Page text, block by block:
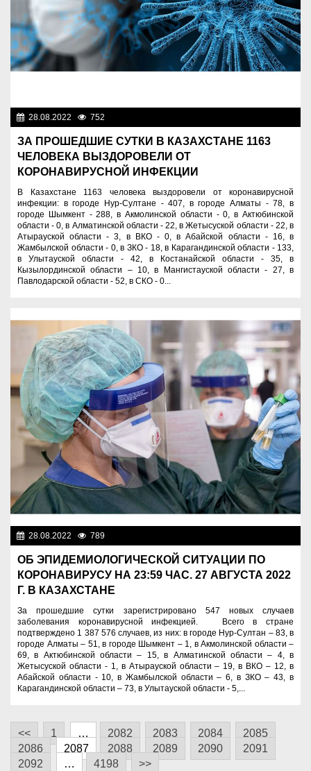
28.08.2022 752
ЗА ПРОШЕДШИЕ СУТКИ В КАЗАХСТАНЕ 1163
ЧЕЛОВЕКА ВЫЗДОРОВЕЛИ ОТ
КОРОНАВИРУСНОЙ ИНФЕКЦИИ
В Казахстане 1163 человека выздоровели от коронавирусной
инфекции: в городе Нур-Султане - 407, в городе Алматы - 78, в
городе Шымкент - 288, в Акмолинской области - 0, в Актюбинской
области - 0, в Алматинской области - 22, в Жетысуской области - 22, в
Атырауской области - 3, в ВКО - 0, в Абайской области - 16, в
Жамбылской области - 0, в ЗКО - 18, в Карагандинской области - 133,
в Улытауской области - 42, в Костанайской области - 35, в
Кызылординской области – 10, в Мангистауской области - 27, в
Павлодарской области - 52, в СКО - 0...
28.08.2022 789
ОБ ЭПИДЕМИОЛОГИЧЕСКОЙ СИТУАЦИИ ПО
КОРОНАВИРУСУ НА 23:59 ЧАС. 27 АВГУСТА 2022
Г. В КАЗАХСТАНЕ
За прошедшие сутки зарегистрировано 547 новых случаев
заболевания коронавирусной инфекцией. ⠀ Всего в стране
подтверждено 1 387 576 случаев, из них: в городе Нур-Султан – 83, в
городе Алматы – 51, в городе Шымкент – 1, в Акмолинской области –
69, в Актюбинской области – 15, в Алматинской области – 4, в
Жетысуской области - 1, в Атырауской области – 19, в ВКО – 12, в
Абайской области - 10, в Жамбылской области – 6, в ЗКО – 43, в
Карагандинской области – 73, в Улытауской области - 5,...
<< 1 … 2082 2083 2084
2085
2086
2087 2088 2089 2090
2091
2092
… 4198 >>